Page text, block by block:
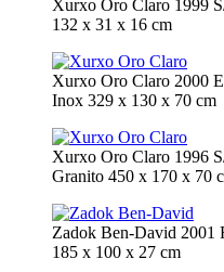
Xurxo Oro Claro 1999
132 x 31 x 16 cm
Xurxo Oro Claro 2000
Inox 329 x 130 x 70 cm
Xurxo Oro Claro 1996
Granito 450 x 170 x 70
Zadok Ben-David
185 x 100 x 27 cm